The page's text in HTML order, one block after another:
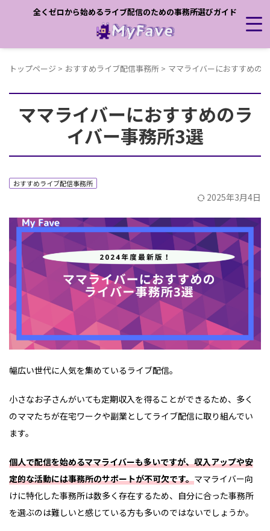
全くゼロから始めるライブ配信のための事務所選びガイド
トップページ > おすすめライブ配信事務所 > ママライバーにおすすめの
ママライバーにおすすめのラ
イバー事務所3選
おすすめライブ配信事務所
2025年3月4日
幅広い世代に人気を集めているライブ配信。
小さなお子さんがいても定期収入を得ることができるため、多く
のママたちが在宅ワークや副業としてライブ配信に取り組んでい
ます。
個人で配信を始めるママライバーも多いですが、収入アップや安
定的な活動には事務所のサポートが不可欠です。ママライバー向
けに特化した事務所は数多く存在するため、自分に合った事務所
を選ぶのは難しいと感じている方も多いのではないでしょうか。